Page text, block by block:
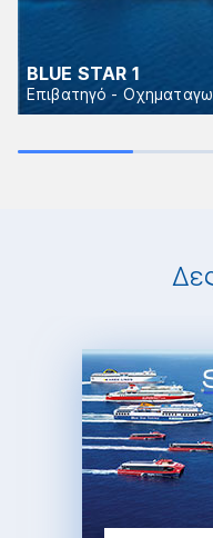
BLUE STAR 1
Επιβατηγό -